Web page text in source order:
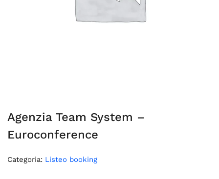
Agenzia Team System –
Euroconference
Categoria: Listeo booking